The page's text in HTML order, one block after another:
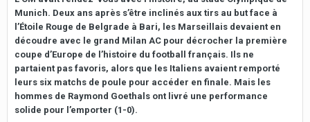
Munich. Deux ans après s’être inclinés aux tirs au but face à
l’Étoile Rouge de Belgrade à Bari, les Marseillais devaient en
découdre avec le grand Milan AC pour décrocher la première
coupe d’Europe de l’histoire du football français. Ils ne
partaient pas favoris, alors que les Italiens avaient remporté
leurs six matchs de poule pour accéder en finale. Mais les
hommes de Raymond Goethals ont livré une performance
solide pour l’emporter (1-0).